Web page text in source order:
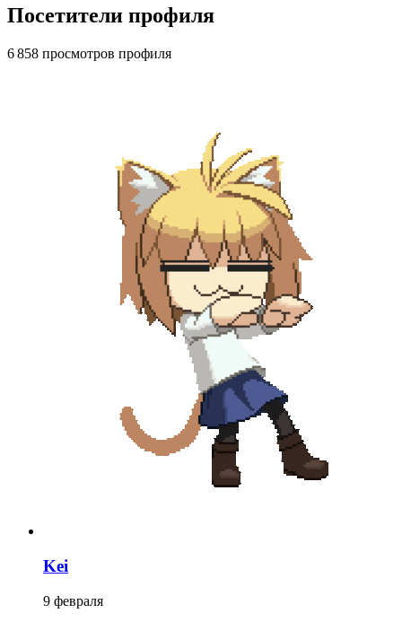
Посетители профиля
6 858 просмотров профиля
Kei
9 февраля